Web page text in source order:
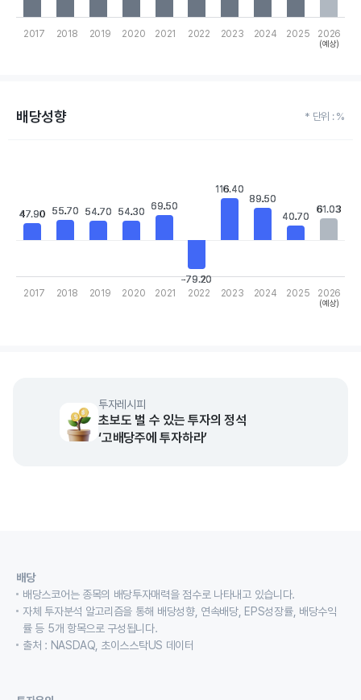
2017 2018 2019 2020 2021 2022 2023 2024 2025 2026
(예상)
배당성향 * 단위 : %
The chart has 1 X axis displaying categories.
The chart has 1 Y axis displaying values. Data ranges from -
47.90
47.90 55.70
55.70 54.70
54.70 54.30
54.30 69.50
69.50
-79.20
-79.20
116.40
116.40
89.50
89.50
40.70
40.70
61.03
61.03
2017 2018 2019 2020 2021 2022 2023 2024 2025 2026
(예상)
투자레시피
초보도 벌 수 있는 투자의 정석
‘고배당주에 투자하라’
배당
배당스코어는 종목의 배당투자매력을 점수로 나타내고 있습니다.
자체 투자분석 알고리즘을 통해 배당성향, 연속배당, EPS성장률, 배당수익
률 등 5개 항목으로 구성됩니다.
출처 : NASDAQ, 초이스스탁US 데이터